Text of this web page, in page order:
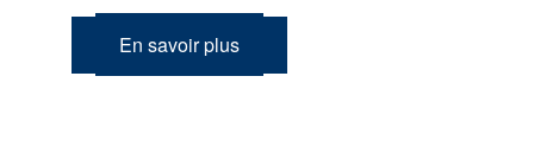
En savoir plus